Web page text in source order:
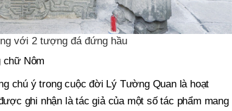
với 2 tượng đá đứng hầu
chữ Nôm
chú ý trong cuộc đời Lý Tường Quan là hoạt
ghi nhận là tác giả của một số tác phẩm mang